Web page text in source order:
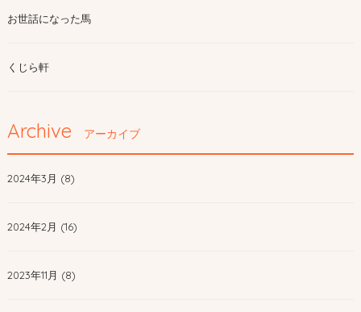
お世話になった馬
くじら軒
Archive アーカイブ
2024年3月 (8)
2024年2月 (16)
2023年11月 (8)